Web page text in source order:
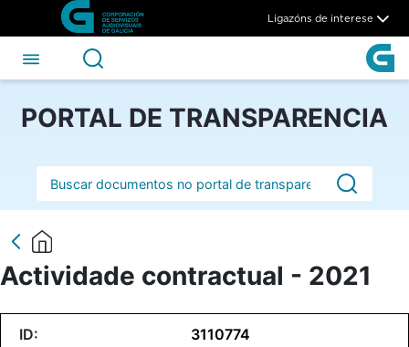
Skip to Main Content
Actividade contractual -
Ligazóns de interese
PORTAL DE TRANSPARENCIA
Barra de busca
Actividade contractual - 2021
3110774